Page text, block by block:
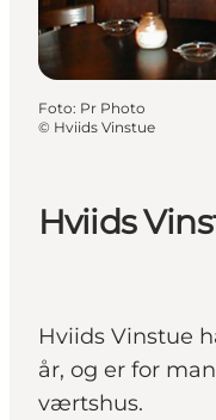
Copenhagen
Hviids
Hviids Vinstue
år, og er for
værtshus.
Foto: Pr Photo
© Hviids Vinstue